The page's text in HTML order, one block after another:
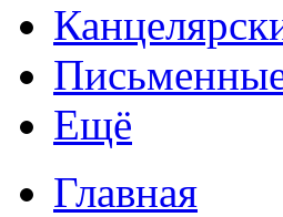
Ещё
Главная